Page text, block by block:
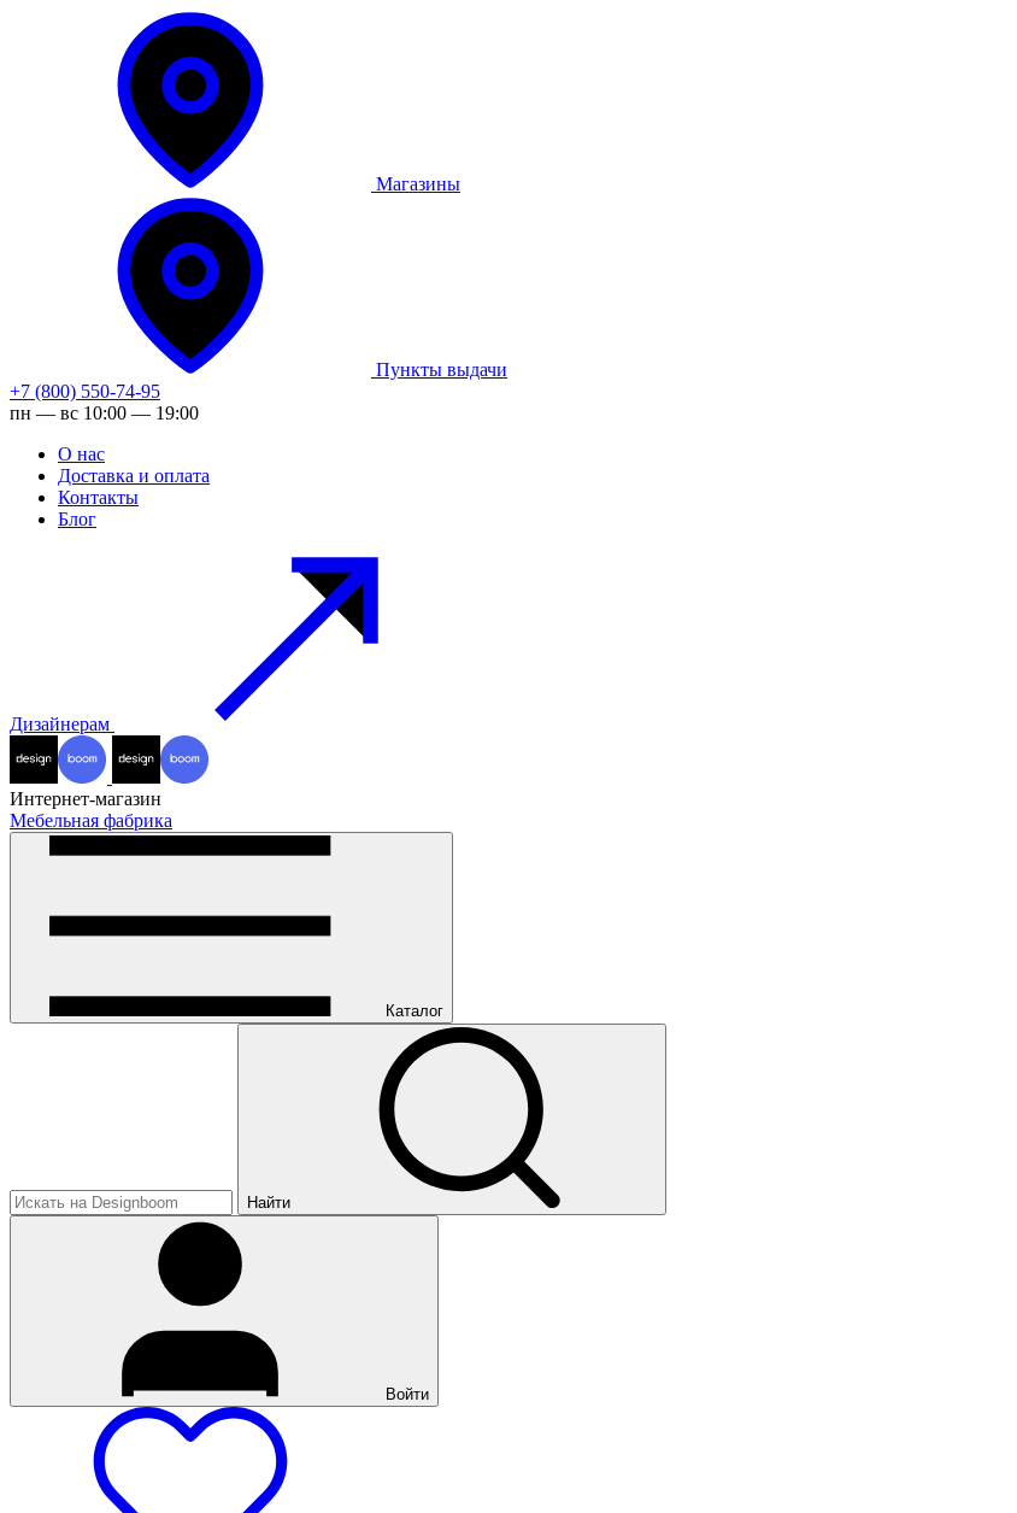
Магазины
Пункты выдачи
+7 (800) 550-74-95
пн — вс 10:00 — 19:00
О нас
Доставка и оплата
Контакты
Блог
Дизайнерам
Интернет-магазин
Мебельная фабрика
Каталог
Найти
Войти